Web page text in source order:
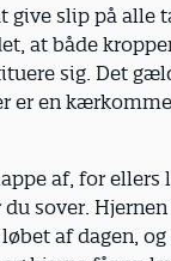
give slip på alle
at både
sig. Det
er en
af, for ellers
sover. Hjernen
af dagen,